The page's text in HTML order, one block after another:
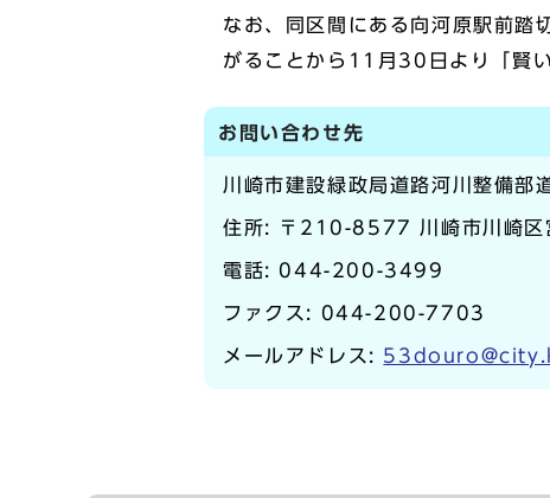
なお、同区間にある向河原駅前踏
がることから11月30日より「賢
お問い合わせ先
川崎市建設緑政局道路河川整備部
住所: 〒210-8577 川崎市川崎区
電話: 044-200-3499
ファクス: 044-200-7703
メールアドレス: